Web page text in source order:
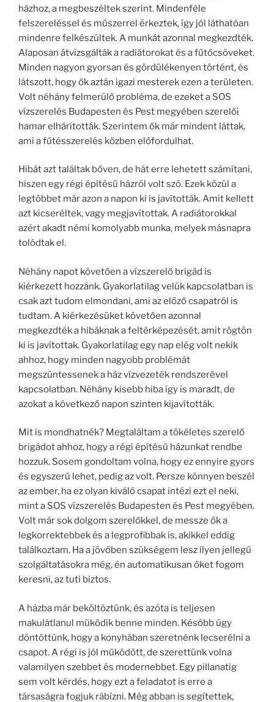
házhoz, a megbeszéltek szerint. Mindenféle
felszereléssel és műszerrel érkeztek, így jól láthatóan
mindenre felkészültek. A munkát azonnal megkezdték.
Alaposan átvizsgálták a radiátorokat és a fűtőcsöveket.
Minden nagyon gyorsan és gördülékenyen történt, és
látszott, hogy ők aztán igazi mesterek ezen a területen.
Volt néhány felmerülő probléma, de ezeket a SOS
vízszerelés Budapesten és Pest megyében szerelői
hamar elhárították. Szerintem ők már mindent láttak,
ami a fűtésszerelés közben előfordulhat.
Hibát azt találtak bőven, de hát erre lehetett számítani,
hiszen egy régi építésű házról volt szó. Ezek közül a
legtöbbet már azon a napon ki is javították. Amit kellett
azt kicseréltek, vagy megjavítottak. A radiátorokkal
azért akadt némi komolyabb munka, melyek másnapra
tolódtak el.
Néhány napot követően a vízszerelő brigád is
kiérkezett hozzánk. Gyakorlatilag velük kapcsolatban is
csak azt tudom elmondani, ami az előző csapatról is
tudtam. A kiérkezésüket követően azonnal
megkezdték a hibáknak a feltérképezését, amit rögtön
ki is javítottak. Gyakorlatilag egy nap elég volt nekik
ahhoz, hogy minden nagyobb problémát
megszüntessenek a ház vízvezeték rendszerével
kapcsolatban. Néhány kisebb hiba így is maradt, de
azokat a következő napon szinten kijavították.
Mit is mondhatnék? Megtaláltam a tökéletes szerelő
brigádot ahhoz, hogy a régi építésű házunkat rendbe
hozzuk. Sosem gondoltam volna, hogy ez ennyire gyors
és egyszerű lehet, pedig az volt. Persze könnyen beszél
az ember, ha ez olyan kiváló csapat intézi ezt el neki,
mint a SOS vízszerelés Budapesten és Pest megyében.
Volt már sok dolgom szerelőkkel, de messze ők a
legkorrektebbek és a legprofibbak is, akikkel eddig
találkoztam. Ha a jövőben szükségem lesz ilyen jellegű
szolgáltatásokra még, én automatikusan őket fogom
keresni, az tuti biztos.
A házba már beköltöztünk, és azóta is teljesen
makulátlanul működik benne minden. Később úgy
döntöttünk, hogy a konyhában szeretnénk lecserélni a
csapot. A régi is jól működött, de szerettünk volna
valamilyen szebbet és modernebbet. Egy pillanatig
sem volt kérdés, hogy ezt a feladatot is erre a
társaságra fogjuk rábízni. Még abban is segítettek,